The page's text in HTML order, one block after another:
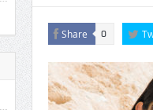
Share 0